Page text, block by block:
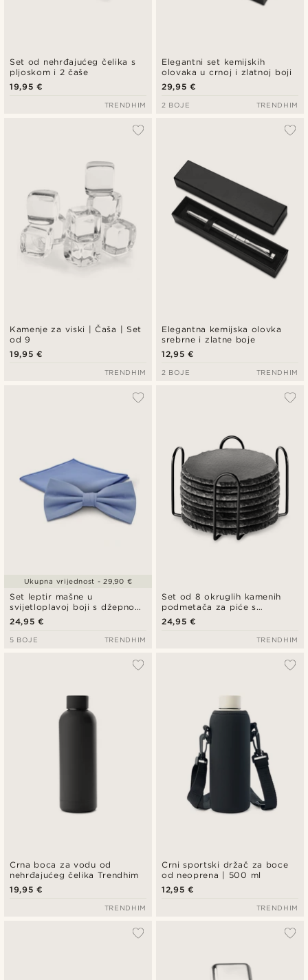
Set od nehrđajućeg čelika s
pljoskom i 2 čaše
19,95 €
TRENDHIM
Elegantni set kemijskih
olovaka u crnoj i zlatnoj boji
29,95 €
2 BOJE TRENDHIM
Kamenje za viski | Čaša | Set
od 9
19,95 €
TRENDHIM
Elegantna kemijska olovka
srebrne i zlatne boje
12,95 €
2 BOJE TRENDHIM
Set leptir mašne u
svijetloplavoj boji s džepnom
maramicom
24,95 €
Ukupna vrijednost - 29,90 €
5 BOJE TRENDHIM
Set od 8 okruglih kamenih
podmetača za piće s
držačem
24,95 €
TRENDHIM
Crna boca za vodu od
nehrđajućeg čelika Trendhim
19,95 €
TRENDHIM
Crni sportski držač za boce
od neoprena | 500 ml
12,95 €
TRENDHIM